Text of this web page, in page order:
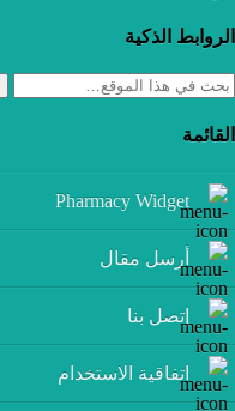
الروابط الذكية
القائمة
Pharmacy Widget
أرسل مقال
إتصل بنا
اتفاقية الاستخدام